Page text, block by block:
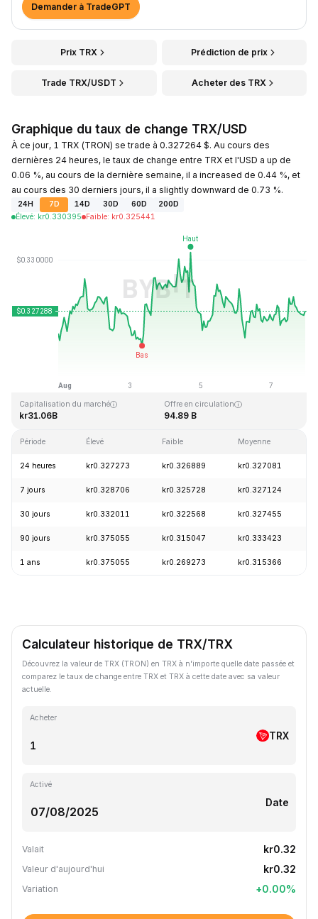
Demander à TradeGPT
Prix TRX Prédiction de prix
Trade TRX/USDT Acheter des TRX
Graphique du taux de change TRX/USD
À ce jour, 1 TRX (TRON) se trade à 0.327264 $. Au cours des
dernières 24 heures, le taux de change entre TRX et l'USD a up de
0.06 %, au cours de la dernière semaine, il a increased de 0.44 %, et
au cours des 30 derniers jours, il a slightly downward de 0.73 %.
24H 7D 14D 30D 60D
200D
Élevé: kr0.330395 Faible: kr0.325441
Dernière mise à jour : 2026-08-07, 22:40 GMT+0
kr0.431288 kr0.001804
Capitalisation du marché
kr31.06B
Offre en circulation
94.89 B
Période Élevé Faible Moyenne
24 heures kr0.327273 kr0.326889 kr0.327081
7 jours kr0.328706 kr0.325728 kr0.327124
30 jours kr0.332011 kr0.322568 kr0.327455
90 jours kr0.375055 kr0.315047 kr0.333423
1 ans kr0.375055 kr0.269273 kr0.315366
Calculateur historique de TRX/TRX
Découvrez la valeur de TRX (TRON) en TRX à n'importe quelle date passée et
comparez le taux de change entre TRX et TRX à cette date avec sa valeur
actuelle.
Acheter
TRX
Activé
Date
Valait kr0.32
Valeur d'aujourd'hui kr0.32
Variation +0.00%